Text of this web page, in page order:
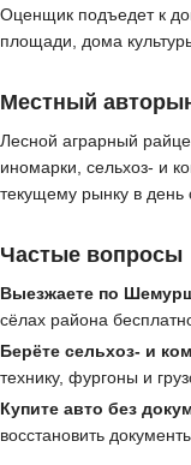
Оценщик подъедет к
площади, дома
Местный
Лесной аграрный
иномарки, сельхоз- и
текущему рынку в день
Частые вопросы
Выезжаете по
сёлах района
Берёте сельхоз- и
технику, фургоны и
Купите авто без
восстановить